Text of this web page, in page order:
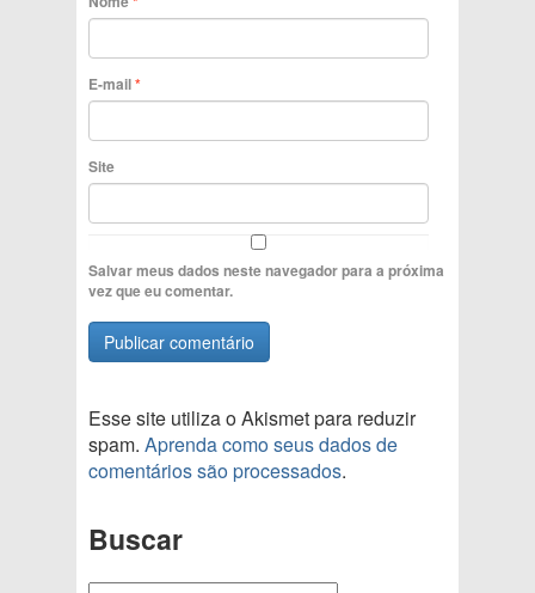
E-mail*
Site
Salvar meus dados neste navegador para a próxima
vez que eu comentar.
Esse site utiliza o Akismet para reduzir
spam. Aprenda como seus dados de
comentários são processados.
Buscar